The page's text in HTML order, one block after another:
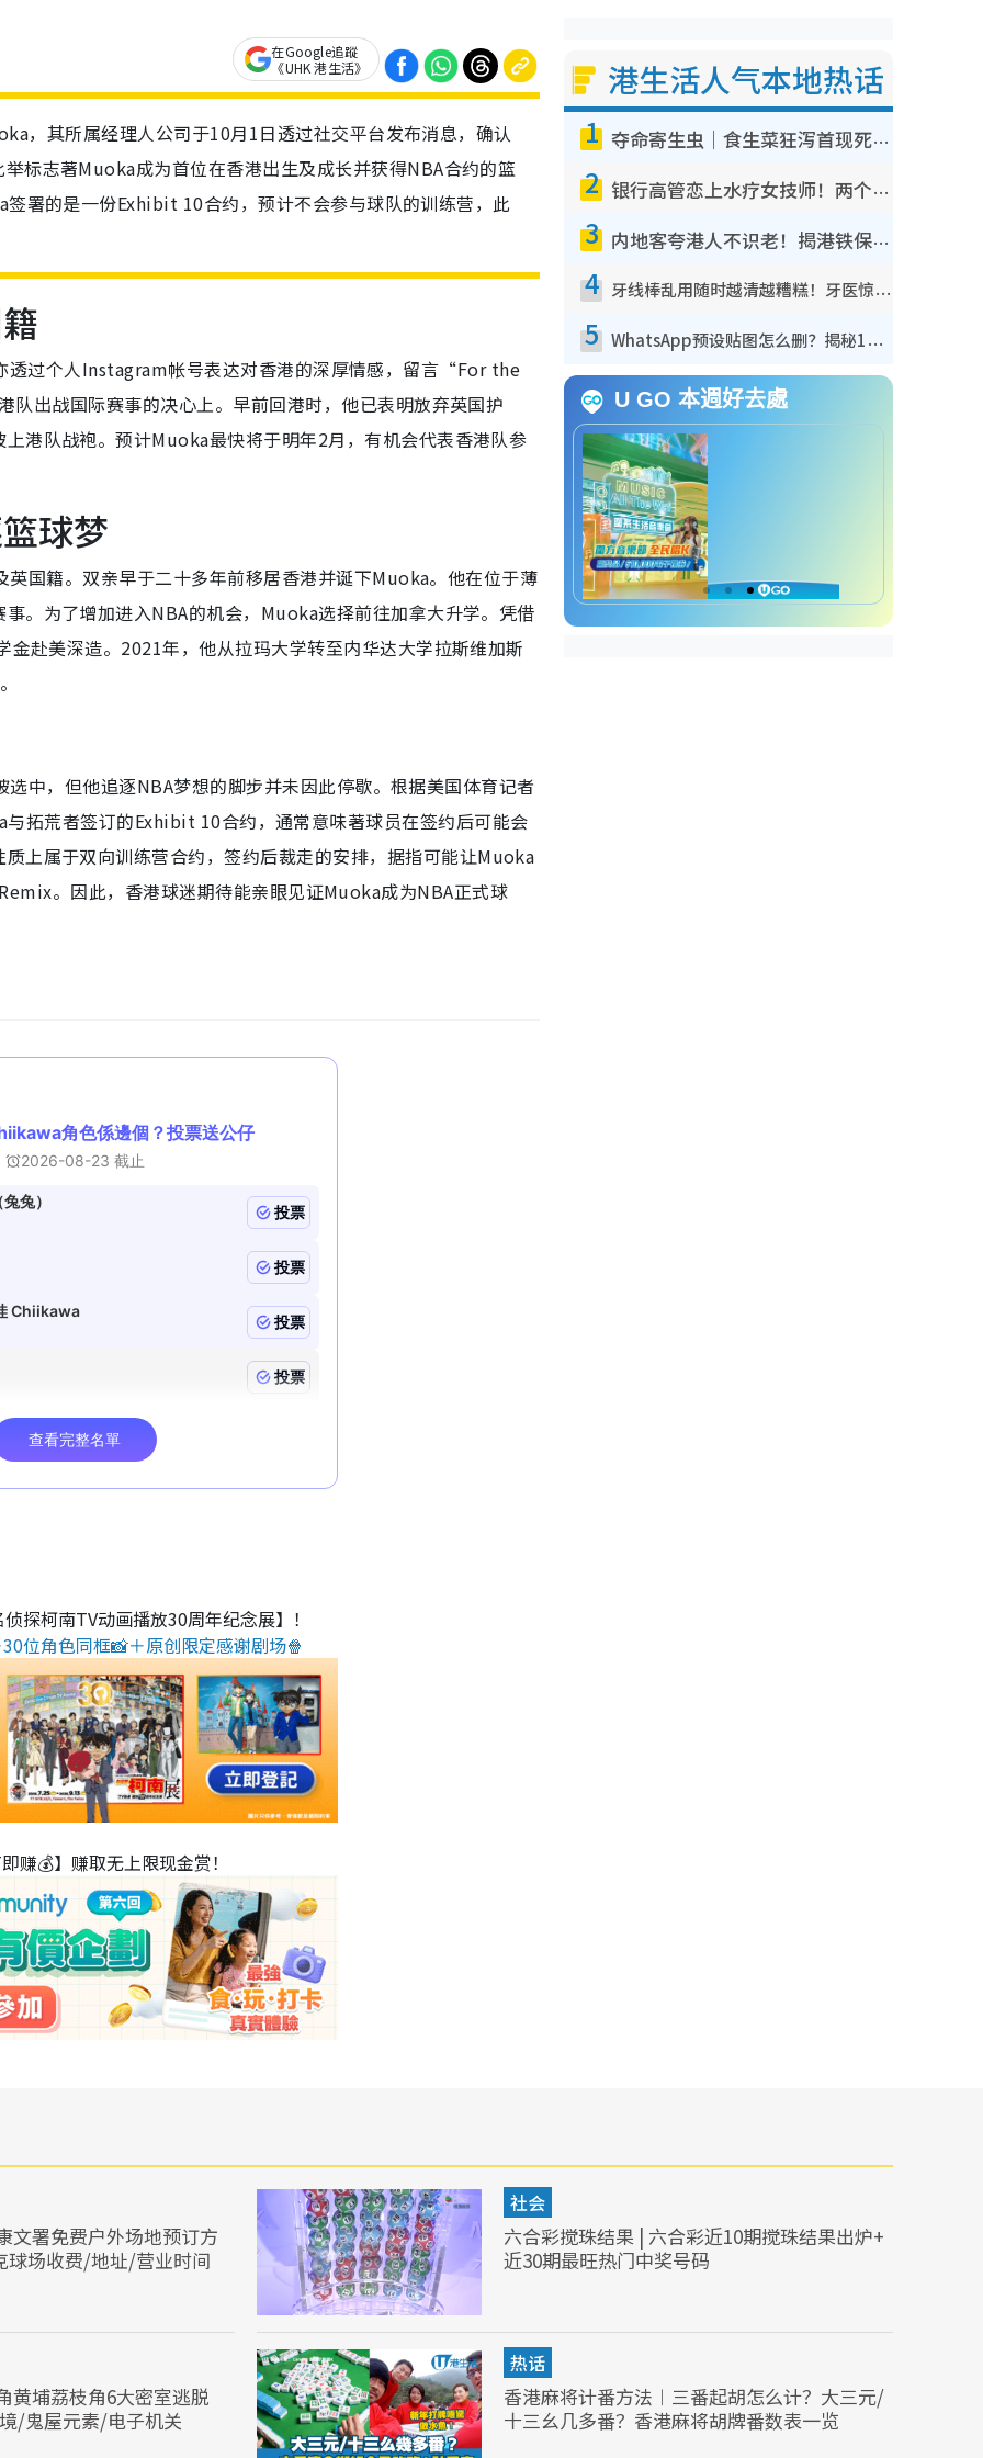
在Google追蹤
《UHK 港生活》
，其所属经理人公司于10月1日透过社交平台发布消息，确认
标志著Muoka成为首位在香港出生及成长并获得NBA合约的篮
署的是一份Exhibit 10合约，预计不会参与球队的训练营，此
透过个人Instagram帐号表达对香港的深厚情感，留言“For the
出战国际赛事的决心上。早前回港时，他已表明放弃英国护
港队战袍。预计Muoka最快将于明年2月，有机会代表香港队参
球梦
国籍。双亲早于二十多年前移居香港并诞下Muoka。他在位于薄
。为了增加进入NBA的机会，Muoka选择前往加拿大升学。凭借
赴美深造。2021年，他从拉玛大学转至内华达大学拉斯维加斯
中，但他追逐NBA梦想的脚步并未因此停歇。根据美国体育记者
拓荒者签订的Exhibit 10合约，通常意味著球员在签约后可能会
上属于双向训练营合约，签约后裁走的安排，据指可能让Muoka
。因此，香港球迷期待能亲眼见证Muoka成为NBA正式球
探柯南TV动画播放30周年纪念展】！
位角色同框📸＋原创限定感谢剧场🍿
赚💰】赚取无上限现金赏！
港生活人气本地热话
1 夺命寄生虫｜食生菜狂泻首现死者！疫潮恶化录1.8万宗病例 揭洗菜3大谬误
2 银行高管恋上水疗女技师！两个月借128万惊觉“沉船”沉落火海 揭背后疑似邪教操控卖淫
3 内地客夸港人不识老！揭港铁保鲜级冷气 港人求放过：别投诉
4 牙线棒乱用随时越清越糟糕！牙医惊揭盲目过户细菌恐致龋齿：这种才是日常真保养
5 WhatsApp预设贴图怎么删？揭秘1招“反向操作”还原简洁界面 附3步实测教程
U GO 本週好去處
文署免费户外场地预订方
球场收费/地址/营业时间
社会
六合彩搅珠结果 | 六合彩近10期搅珠结果出炉+
近30期最旺热门中奖号码
黄埔荔枝角6大密室逃脱
/鬼屋元素/电子机关
热话
香港麻将计番方法︱三番起胡怎么计？大三元/
十三幺几多番？香港麻将胡牌番数表一览